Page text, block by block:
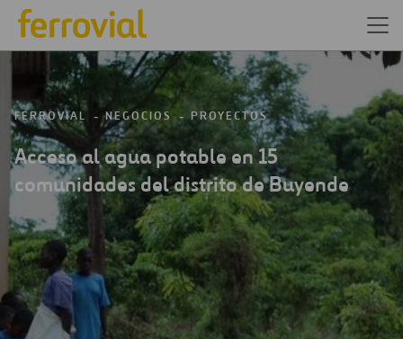
FERROVIAL NEGOCIOS PROYECTOS
Acceso al agua potable en 15
comunidades del distrito de Buyende